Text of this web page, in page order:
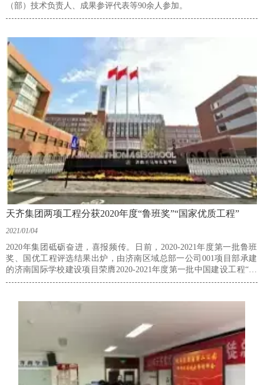
（部）技术负责人、成果参评代表等90余人参加。
天齐集团两项工程分获2020年度“鲁班奖”“国家优质工程”
2021/01/04
2020年集团砥砺奋进，喜报频传。日前，2020-2021年度第一批鲁班
奖、国优工程评选结果出炉，由济南区域总部一公司001项目部承建
的济南国际学校建设项目荣膺2020-2021年度第一批中国建设工程“鲁
班奖”，由淄博区域总部一公司崔传忠项目公司承建的幸福城１、２号